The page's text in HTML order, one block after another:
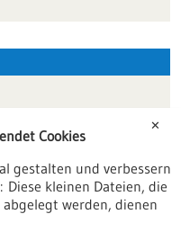
✕
Cookies
gestalten und verbessern
Diese kleinen Dateien, die
werden, dienen